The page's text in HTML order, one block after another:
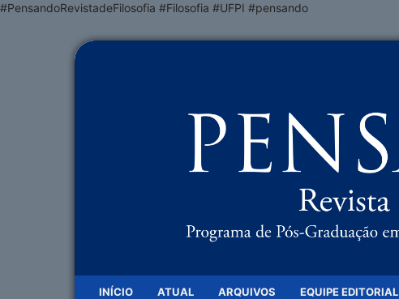
#PensandoRevistadeFilosofia #Filosofia #UFPI #pensando
INÍCIO ATUAL ARQUIVOS EQUIPE EDITORIAL